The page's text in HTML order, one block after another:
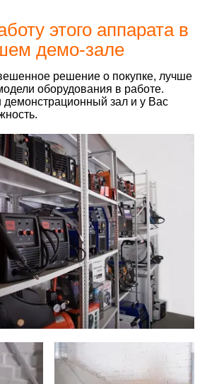
этого аппарата в
демо-зале
решение о покупке, лучше
оборудования в работе.
зал и у Вас